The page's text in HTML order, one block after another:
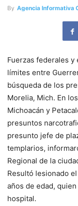
By Agencia Informativa
Fuerzas federales
límites entre
búsqueda de los
Morelia, Mich. En
Michoacán y
presuntos
presunto jefe de
templarios,
Regional de la
Resultó lesionado
años de edad,
hospital.